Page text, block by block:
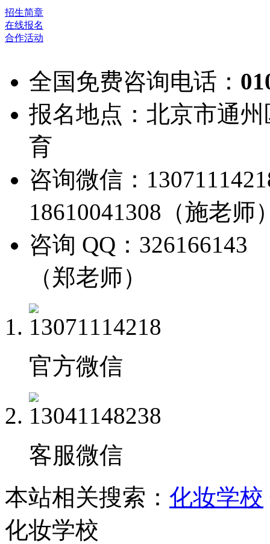
招生简章
在线报名
合作活动
全国免费咨询电话：
报名地点：北京市通
育
咨询微信：
18610041308（施老师
咨询 QQ：
（郑老师）
官方微信
客服微信
本站相关搜索： 化妆学校
化妆学校